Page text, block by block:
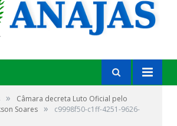
»
Câmara decreta Luto Oficial pelo
Soares »
c9998f50-c1ff-4251-9626-